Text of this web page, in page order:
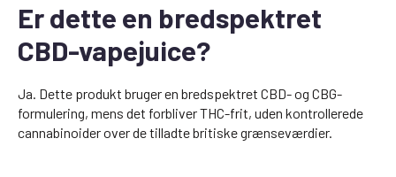
Er dette en bredspektret
CBD-vapejuice?
Ja. Dette produkt bruger en bredspektret CBD- og CBG-
formulering, mens det forbliver THC-frit, uden kontrollerede
cannabinoider over de tilladte britiske grænseværdier.